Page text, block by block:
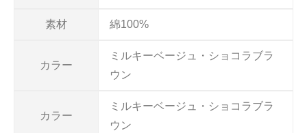
素材 綿100%
カラー
ミルキーベージュ・ショコラブラ
ウン
カラー
ミルキーベージュ・ショコラブラ
ウン